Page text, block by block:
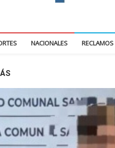
NACIONALES RECLAMOS